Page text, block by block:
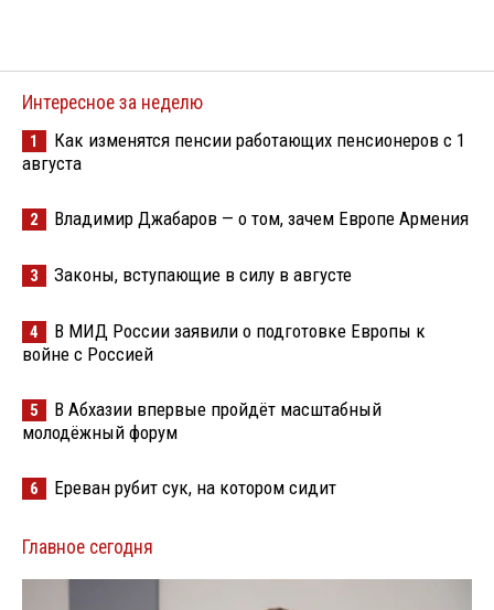
Интересное за неделю
1
Как изменятся пенсии работающих пенсионеров с 1
августа
2 Владимир Джабаров — о том, зачем Европе Армения
3 Законы, вступающие в силу в августе
4
В МИД России заявили о подготовке Европы к
войне с Россией
5
В Абхазии впервые пройдёт масштабный
молодёжный форум
6 Ереван рубит сук, на котором сидит
Главное сегодня